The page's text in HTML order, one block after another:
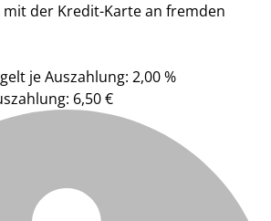
mit der Kredit-Karte an fremden
je Auszahlung: 2,00 %
6,50 €